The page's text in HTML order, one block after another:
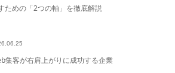
ための「2つの軸」を徹底解説
集客が右肩上がりに成功する企業